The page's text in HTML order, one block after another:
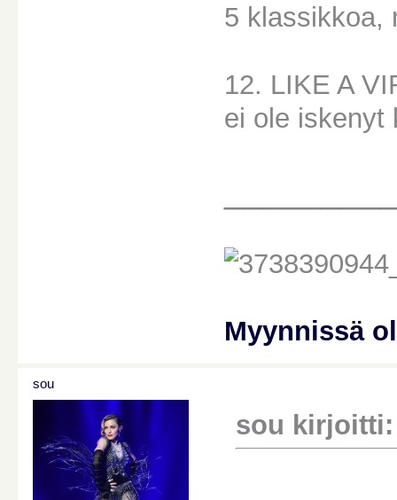
5 klassikkoa,
12. LIKE A
ei ole iskenyt
Myynnissä
sou
sou kirjoitti: